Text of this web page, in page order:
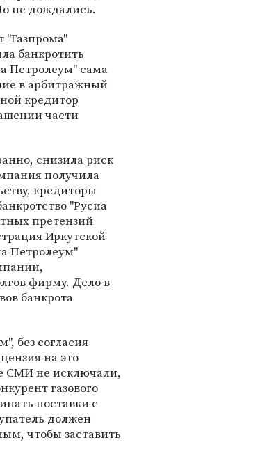
не дождались.
"Газпрома"
банкротить
Петролеум" сама
в арбитражный
кредитор
части
снизила риск
получила
кредиторы
"Русиа
претензий
Иркутской
Петролеум"
фирму. Дело в
банкрота
без согласия
на это
СМИ не исключали,
газового
поставки с
должен
чтобы заставить